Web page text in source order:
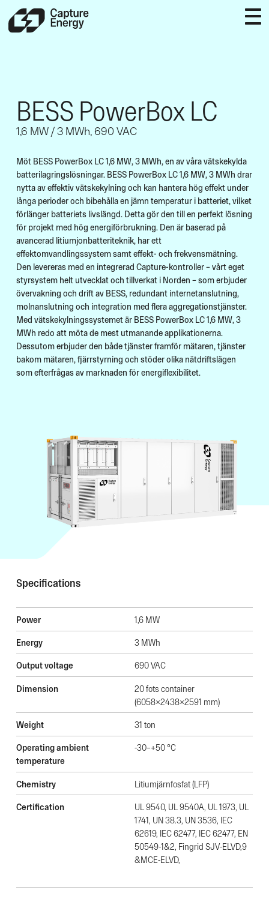
BESS PowerBox LC
1,6 MW / 3 MWh, 690 VAC
Möt BESS PowerBox LC 1,6 MW, 3 MWh, en av våra vätskekylda
batterilagringslösningar. BESS PowerBox LC 1,6 MW, 3 MWh drar
nytta av effektiv vätskekylning och kan hantera hög effekt under
långa perioder och bibehålla en jämn temperatur i batteriet, vilket
förlänger batteriets livslängd. Detta gör den till en perfekt lösning
för projekt med hög energiförbrukning. Den är baserad på
avancerad litiumjonbatteriteknik, har ett
effektomvandlingssystem samt effekt- och frekvensmätning.
Den levereras med en integrerad Capture-kontroller – vårt eget
styrsystem helt utvecklat och tillverkat i Norden – som erbjuder
övervakning och drift av BESS, redundant internetanslutning,
molnanslutning och integration med flera aggregationstjänster.
Med vätskekylningssystemet är BESS PowerBox LC 1,6 MW, 3
MWh redo att möta de mest utmanande applikationerna.
Dessutom erbjuder den både tjänster framför mätaren, tjänster
bakom mätaren, fjärrstyrning och stöder olika nätdriftslägen
som efterfrågas av marknaden för energiflexibilitet.
Specifications
Power 1,6 MW
Energy 3 MWh
Output voltage 690 VAC
Dimension
20 fots container
(6058x2438x2591 mm)
Weight 31 ton
Operating ambient
temperature
-30–+50 °C
Chemistry Litiumjärnfosfat (LFP)
Certification
UL 9540, UL 9540A, UL 1973, UL
1741, UN 38.3, UN 3536, IEC
62619, IEC 62477, IEC 62477, EN
50549-1&2, Fingrid SJV-ELVD,9
&MCE-ELVD,